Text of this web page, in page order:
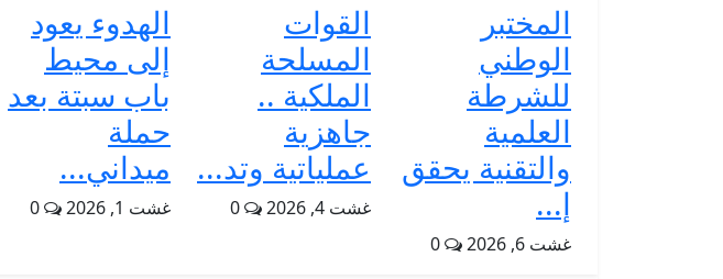
المختبر
الوطني
للشرطة
العلمية
والتقنية يحقق
إ...
غشت 6, 2026
القوات
المسلحة
الملكية ..
جاهزية
عملياتية وتد...
غشت 4, 2026
الهدوء يعود
إلى محيط
باب سبتة بعد
حملة
ميداني...
غشت 1, 2026